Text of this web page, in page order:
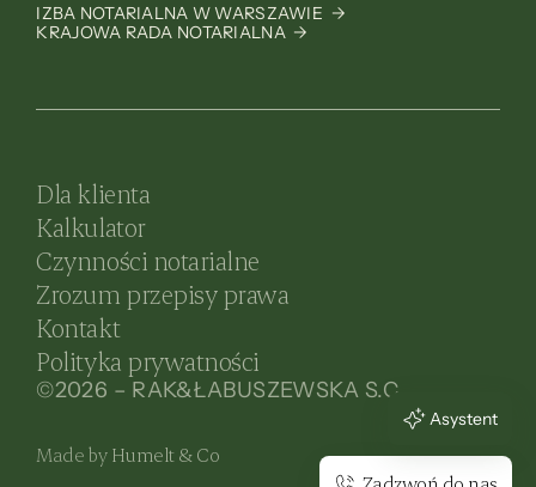
IZBA NOTARIALNA W WARSZAWIE →
KRAJOWA RADA NOTARIALNA →
Dla klienta
Kalkulator
Czynności notarialne
Zrozum przepisy prawa
Kontakt
Polityka prywatności
©2026 – RAK&ŁABUSZEWSKA S.C.
Made byHumelt & Co
Asystent